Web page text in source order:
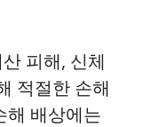
피해, 신체
적절한 손해
해 배상에는